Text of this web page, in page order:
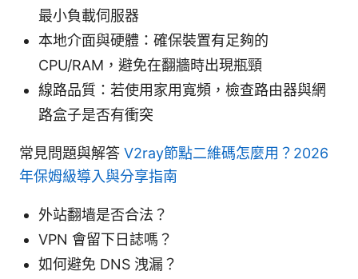
最小負載伺服器
本地介面與硬體：確保裝置有足夠的
CPU/RAM，避免在翻牆時出現瓶頸
線路品質：若使用家用寬頻，檢查路由器與網
路盒子是否有衝突
常見問題與解答 V2ray節點二維碼怎麼用？2026
年保姆級導入與分享指南
外站翻墙是否合法？
VPN 會留下日誌嗎？
如何避免 DNS 洩漏？